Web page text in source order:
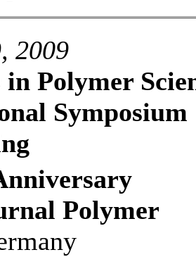
2009
Polymer
Symposium
Polymer